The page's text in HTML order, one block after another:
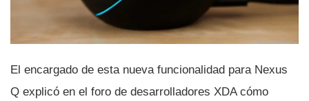
El encargado de esta nueva funcionalidad para Nexus
Q explicó en el foro de desarrolladores XDA cómo